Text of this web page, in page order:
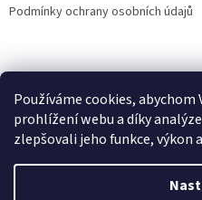
Používáme cookies,
prohlížení webu a díky
zlepšovali jeho funkce, výkon
Podmínky ochrany osobních údajů